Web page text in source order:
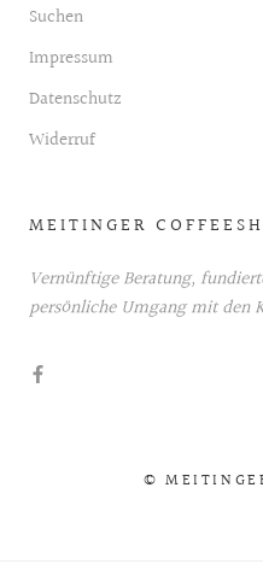
Suchen
Impressum
Datenschutz
Widerruf
MEITINGER
Vernünftige Beratung,
persönliche Umgang mit den
©